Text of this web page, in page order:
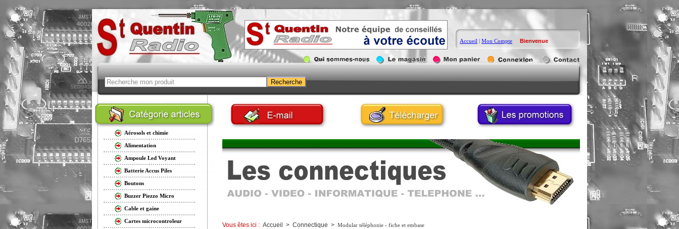
Accueil | Mon Compte Bienvenue
Aérosols et chimie
Alimentation
Ampoule Led Voyant
Batterie Accus Piles
Boutons
Buzzer Piezzo Micro
Cable et gaine
Cartes microcontroleur
Vous êtes ici : Accueil > Connectique > Modular téléphonie - fiche et embase